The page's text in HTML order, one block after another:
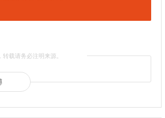
载请务必注明来源。